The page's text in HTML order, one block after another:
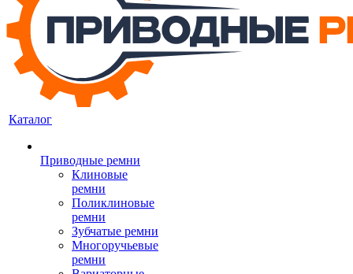
Каталог
Приводные ремни
Клиновые
ремни
Поликлиновые
ремни
Зубчатые ремни
Многоручьевые
ремни